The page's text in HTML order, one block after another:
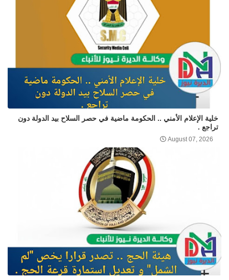
خلية الإعلام الأمني .. الحكومة ماضية في حصر السلاح بيد الدولة دون
تراجع .
August 07, 2026